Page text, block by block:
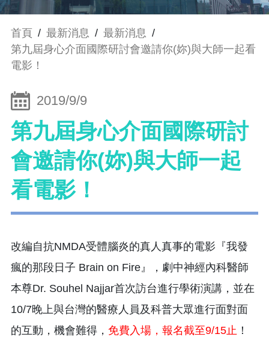
首頁 / 最新消息 / 最新消息 /
第九屆身心介面國際研討會邀請你(妳)與大師一起看
電影！
2019/9/9
第九屆身心介面國際研討
會邀請你(妳)與大師一起
看電影！
改編自抗NMDA受體腦炎的真人真事的電影『我發
瘋的那段日子 Brain on Fire』，劇中神經內科醫師
本尊Dr. Souhel Najjar首次訪台進行學術演講，並在
10/7晚上與台灣的醫療人員及科普大眾進行面對面
的互動，機會難得， 免費入場，報名截至9/15止 ！